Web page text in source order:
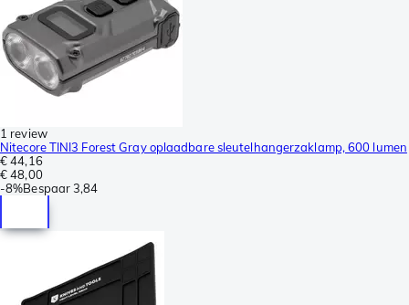
1 review
Nitecore TINI3 Forest Gray oplaadbare sleutelhangerzaklamp, 600 lumen
€ 44,16
€ 48,00
-8%Bespaar3,84